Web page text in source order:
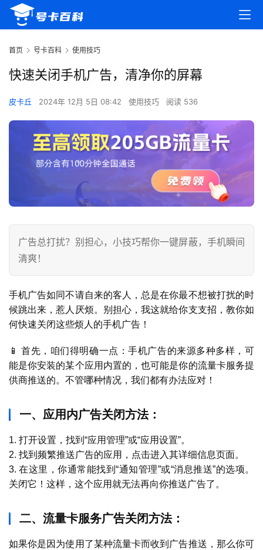
首
首页 号卡百科 使用技巧
快速关闭手机广告，清净你的屏幕
皮卡丘 2024年 12月 5日 08:42 使用技巧 阅读 536
广告总打扰？别担心，小技巧帮你一键屏蔽，手机瞬间
清爽！
手机广告如同不请自来的客人，总是在你最不想被打扰的时
候跳出来，惹人厌烦。别担心，我这就给你支支招，教你如
何快速关闭这些烦人的手机广告！
📱 首先，咱们得明确一点：手机广告的来源多种多样，可
能是你安装的某个应用内置的，也可能是你的流量卡服务提
供商推送的。不管哪种情况，我们都有办法应对！
一、应用内广告关闭方法：
1. 打开设置，找到“应用管理”或“应用设置”。
2. 找到频繁推送广告的应用，点击进入其详细信息页面。
3. 在这里，你通常能找到“通知管理”或“消息推送”的选项。
关闭它！这样，这个应用就无法再向你推送广告了。
二、流量卡服务广告关闭方法：
如果你是因为使用了某种流量卡而收到广告推送，那么你可